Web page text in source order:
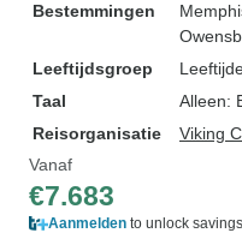
Bestemmingen
Leeftijdsgroep
Taal
Alleen:
Reisorganisatie
Viking
Vanaf
€7.683
Aanmelden to unlock savings